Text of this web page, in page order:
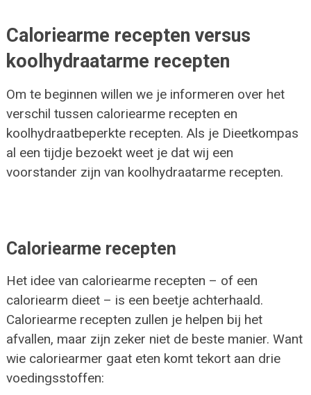
Caloriearme recepten versus
koolhydraatarme recepten
Om te beginnen willen we je informeren over het
verschil tussen caloriearme recepten en
koolhydraatbeperkte recepten. Als je Dieetkompas
al een tijdje bezoekt weet je dat wij een
voorstander zijn van koolhydraatarme recepten.
Caloriearme recepten
Het idee van caloriearme recepten – of een
caloriearm dieet – is een beetje achterhaald.
Caloriearme recepten zullen je helpen bij het
afvallen, maar zijn zeker niet de beste manier. Want
wie caloriearmer gaat eten komt tekort aan drie
voedingsstoffen: